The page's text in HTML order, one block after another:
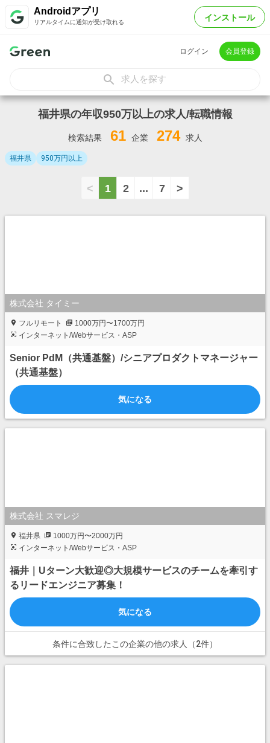
Androidアプリ
リアルタイムに通知が受け取れる インストール
ログイン 会員登録
求人を探す
福井県の年収950万以上の求人/転職情報
検索結果 61 企業 274 求人
福井県 950万円以上
< 1 2 ... 7 >
株式会社 タイミー
フルリモート
1000万円〜1700万円
インターネット/Webサービス・ASP
Senior PdM（共通基盤）/シニアプロダクトマネージャー
（共通基盤）
気になる
株式会社 スマレジ
福井県
1000万円〜2000万円
インターネット/Webサービス・ASP
福井｜Uターン大歓迎◎大規模サービスのチームを牽引す
るリードエンジニア募集！
気になる
条件に合致したこの企業の他の求人（2件）